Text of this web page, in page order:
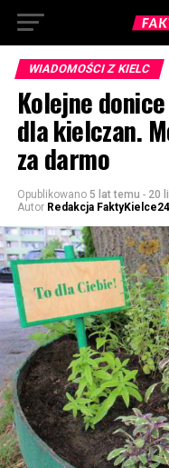
WIADOMOŚCI Z KIELC
Kolejne
dla kielczan.
za darmo
Opublikowano 5 lat temu - 20
Autor Redakcja